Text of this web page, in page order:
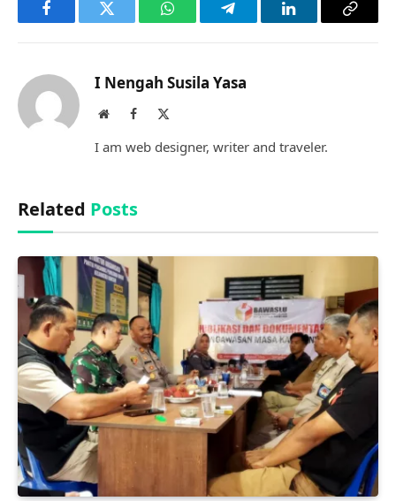
FacebookTwitter WhatsAppTelegramLinkedInCopy
I Nengah Susila Yasa
WebsiteFacebook
I am web designer, writer and traveler.
Related Posts